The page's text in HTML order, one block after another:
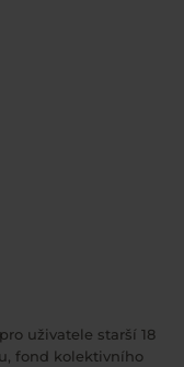
uživatele starší 18
fond kolektivního